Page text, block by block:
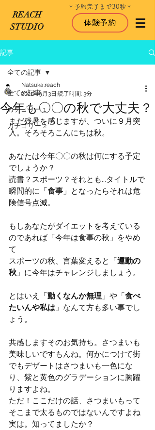
REACH
STUDIO
体験予約
＊​予約完了まで30秒＊
記事
全ての記事
カテゴリー 1
カテゴリー 2
全ての記事
今年も〇〇の秋で大丈夫？
Natsuka.reach
2021年9月3日 読了時間: 3分
まだ残暑を感じますが、ついに９月突
入。そろそろこんにちは秋。
あなたは今年〇〇の秋は何にする予定
でしょうか？
読書？スポーツ？それとも...タイトルで
瞬間的に「食事 」となったらそれは危
険信号点滅。
もしあなたがダイエットを考えている
のであれば「今年は食事の秋」をやめ
て
スポーツの秋、言葉変えると「運動の
秋 」に今年はチャレンジしましょう。
とはいえ「動くなんか無理 」や「食べ
たいんや私は 」なんて方も多い事でし
ょう。
共感しますそのお気持ち。さつまいも
美味しいですもんね。何かにつけて街
でもデザートはさつまいも一色にな
り、紫と黄色のグラデーションに胸躍
りますよね。
ただ！ここだけの話、さつまいもって
そこまで太るものではないんですよね
実は。知ってましたか？